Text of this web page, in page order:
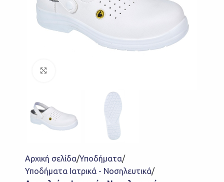
Αρχική σελίδα Υποδήματα
Υποδήματα Ιατρικά - Νοσηλευτικά